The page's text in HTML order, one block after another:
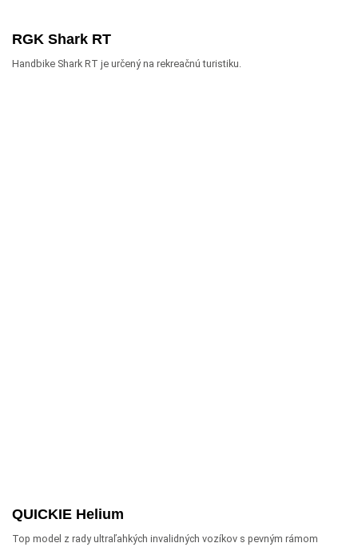
RGK Shark RT
Handbike Shark RT je určený na rekreačnú turistiku.
QUICKIE Helium
Top model z rady ultraľahkých invalidných vozíkov s pevným rámom